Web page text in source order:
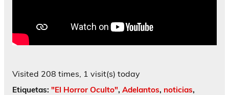
Visited 208 times, 1 visit(s) today
Etiquetas: "El Horror Oculto", Adelantos, noticias,